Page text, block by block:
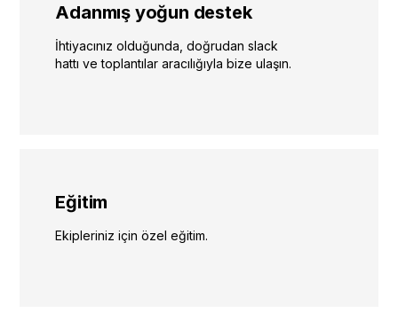
Adanmış yoğun destek
İhtiyacınız olduğunda, doğrudan slack
hattı ve toplantılar aracılığıyla bize ulaşın.
Eğitim
Ekipleriniz için özel eğitim.